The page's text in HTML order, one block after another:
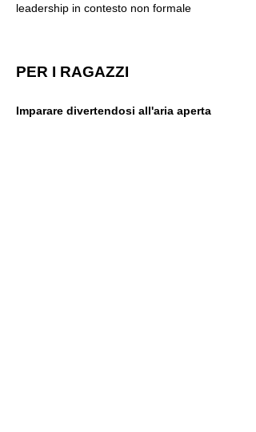
leadership in contesto non formale
PER I RAGAZZI
Imparare divertendosi all'aria aperta